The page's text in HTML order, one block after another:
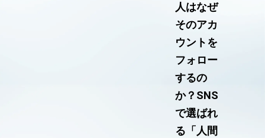
人はなぜ
そのアカ
ウントを
フォロー
するの
か？SNS
で選ばれ
る「人間